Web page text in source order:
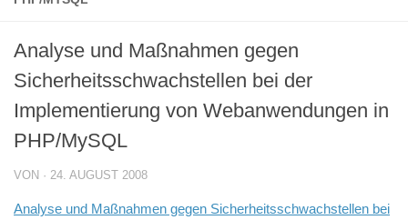
Analyse und Maßnahmen gegen
Sicherheitsschwachstellen bei der
Implementierung von Webanwendungen in
PHP/MySQL
VON · 24. AUGUST 2008
Analyse und Maßnahmen gegen Sicherheitsschwachstellen bei